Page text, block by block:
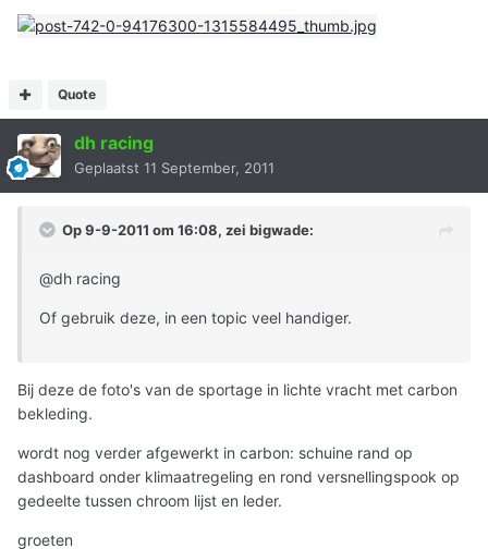
Quote
dh racing
Geplaatst 11 September, 2011
Op 9-9-2011 om 16:08, zei bigwade:
@dh racing
Of gebruik deze, in een topic veel handiger.
Bij deze de foto's van de sportage in lichte vracht met carbon
bekleding.
wordt nog verder afgewerkt in carbon: schuine rand op
dashboard onder klimaatregeling en rond versnellingspook op
gedeelte tussen chroom lijst en leder.
groeten